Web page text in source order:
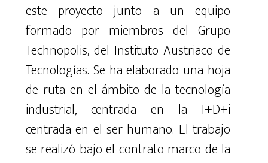
este proyecto junto a un equipo
formado por miembros del Grupo
Technopolis, del Instituto Austriaco de
Tecnologías. Se ha elaborado una hoja
de ruta en el ámbito de la tecnología
industrial, centrada en la I+D+i
centrada en el ser humano. El trabajo
se realizó bajo el contrato marco de la